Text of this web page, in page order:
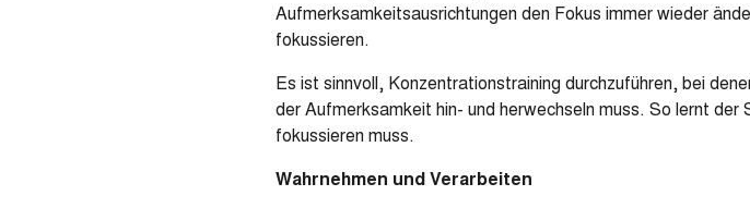
Aufmerksamkeitsausrichtungen den Fokus immer wieder
fokussieren.
Es ist sinnvoll, Konzentrationstraining durchzuführen, bei
der Aufmerksamkeit hin- und herwechseln muss. So lernt
fokussieren muss.
Wahrnehmen und Verarbeiten